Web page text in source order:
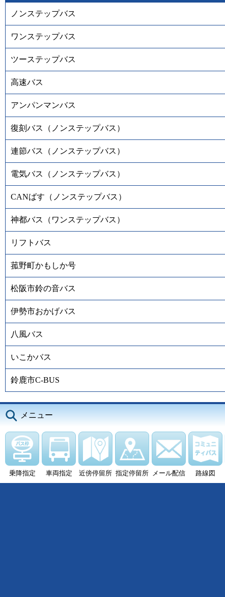
ノンステップバス
ワンステップバス
ツーステップバス
高速バス
アンパンマンバス
復刻バス（ノンステップバス）
連節バス（ノンステップバス）
電気バス（ノンステップバス）
CANばす（ノンステップバス）
神都バス（ワンステップバス）
リフトバス
菰野町かもしか号
松阪市鈴の音バス
伊勢市おかげバス
八風バス
いこかバス
鈴鹿市C-BUS
メニュー
乗降指定 車両指定 近傍停留所 指定停留所 メール配信 路線図